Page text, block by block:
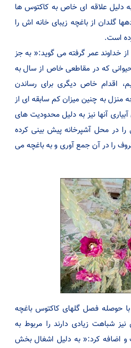
علاقه ای خاص به کاکتوس ها
گلدان از باغچه زیبای خانه اش را
است.
خداوند عمر گرفته می گوید:« به جز
که در مقاطعی خاص از سال به
اقدام خاص دیگری برای رساندن
منزل به چنین میزان کم سابقه ای از
آنها نیز به دلیل محدودیت های
را در محل آشپرخانه پیش بینی کرده
را در آن جمع آوری و به باغچه می
حوصله فصل گلهای کاکتوس باغچه
شباهت زیادی دارند را مربوط به
و اضافه کرد:« به دلیل اشغال بخش